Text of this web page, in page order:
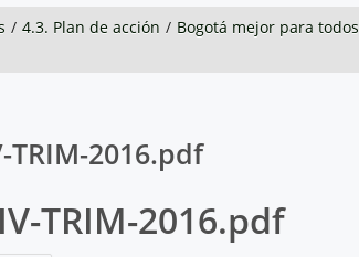
/ 4.3. Plan de acción / Bogotá mejor para todos
TRIM-2016.pdf
TRIM-2016.pdf